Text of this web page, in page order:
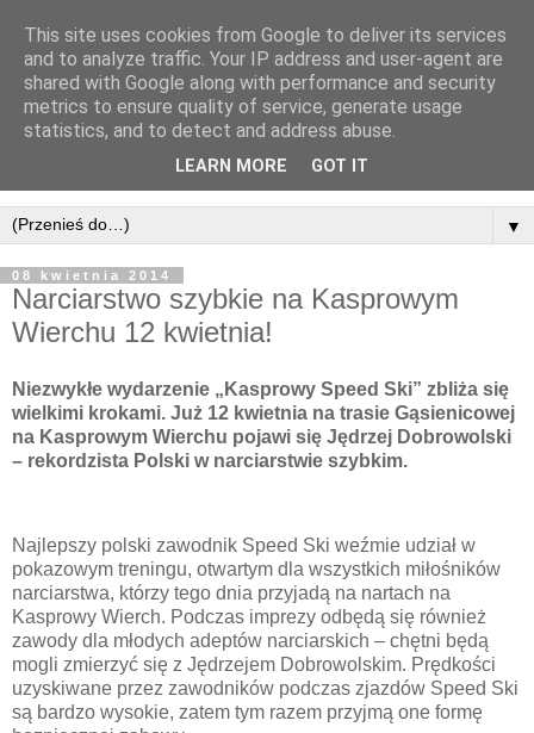
▼
08 kwietnia 2014
Narciarstwo szybkie na Kasprowym
Wierchu 12 kwietnia!
Niezwykłe wydarzenie „Kasprowy Speed Ski” zbliża się
wielkimi krokami. Już 12 kwietnia na trasie Gąsienicowej
na Kasprowym Wierchu pojawi się Jędrzej Dobrowolski
– rekordzista Polski w narciarstwie szybkim.
Najlepszy polski zawodnik Speed Ski weźmie udział w
pokazowym treningu, otwartym dla wszystkich miłośników
narciarstwa, którzy tego dnia przyjadą na nartach na
Kasprowy Wierch. Podczas imprezy odbędą się również
zawody dla młodych adeptów narciarskich – chętni będą
mogli zmierzyć się z Jędrzejem Dobrowolskim. Prędkości
uzyskiwane przez zawodników podczas zjazdów Speed Ski
są bardzo wysokie, zatem tym razem przyjmą one formę
This site uses cookies from Google to deliver its services
and to analyze traffic. Your IP address and user-agent are
shared with Google along with performance and security
metrics to ensure quality of service, generate usage
statistics, and to detect and address abuse.
LEARN MORE GOT IT